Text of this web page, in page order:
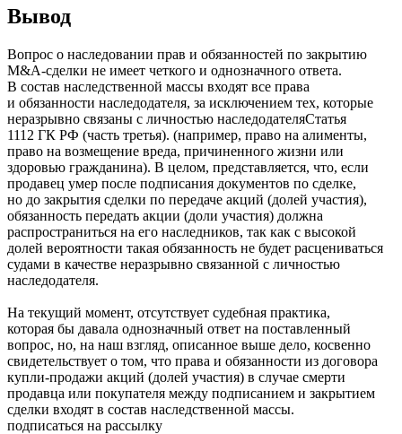
Вывод
Вопрос о наследовании прав и обязанностей по закрытию
M&A-сделки не имеет четкого и однозначного ответа.
В состав наследственной массы входят все права
и обязанности наследодателя, за исключением тех, которые
неразрывно связаны с личностью наследодателяСтатья
1112 ГК РФ (часть третья). (например, право на алименты,
право на возмещение вреда, причиненного жизни или
здоровью гражданина). В целом, представляется, что, если
продавец умер после подписания документов по сделке,
но до закрытия сделки по передаче акций (долей участия),
обязанность передать акции (доли участия) должна
распространиться на его наследников, так как с высокой
долей вероятности такая обязанность не будет расцениваться
судами в качестве неразрывно связанной с личностью
наследодателя.
На текущий момент, отсутствует судебная практика,
которая бы давала однозначный ответ на поставленный
вопрос, но, на наш взгляд, описанное выше дело, косвенно
свидетельствует о том, что права и обязанности из договора
купли-продажи акций (долей участия) в случае смерти
продавца или покупателя между подписанием и закрытием
сделки входят в состав наследственной массы.
подписаться на рассылку